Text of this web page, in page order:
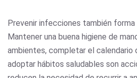
Prevenir infecciones también forma
Mantener una buena higiene de
ambientes, completar el calendario
adoptar hábitos saludables son